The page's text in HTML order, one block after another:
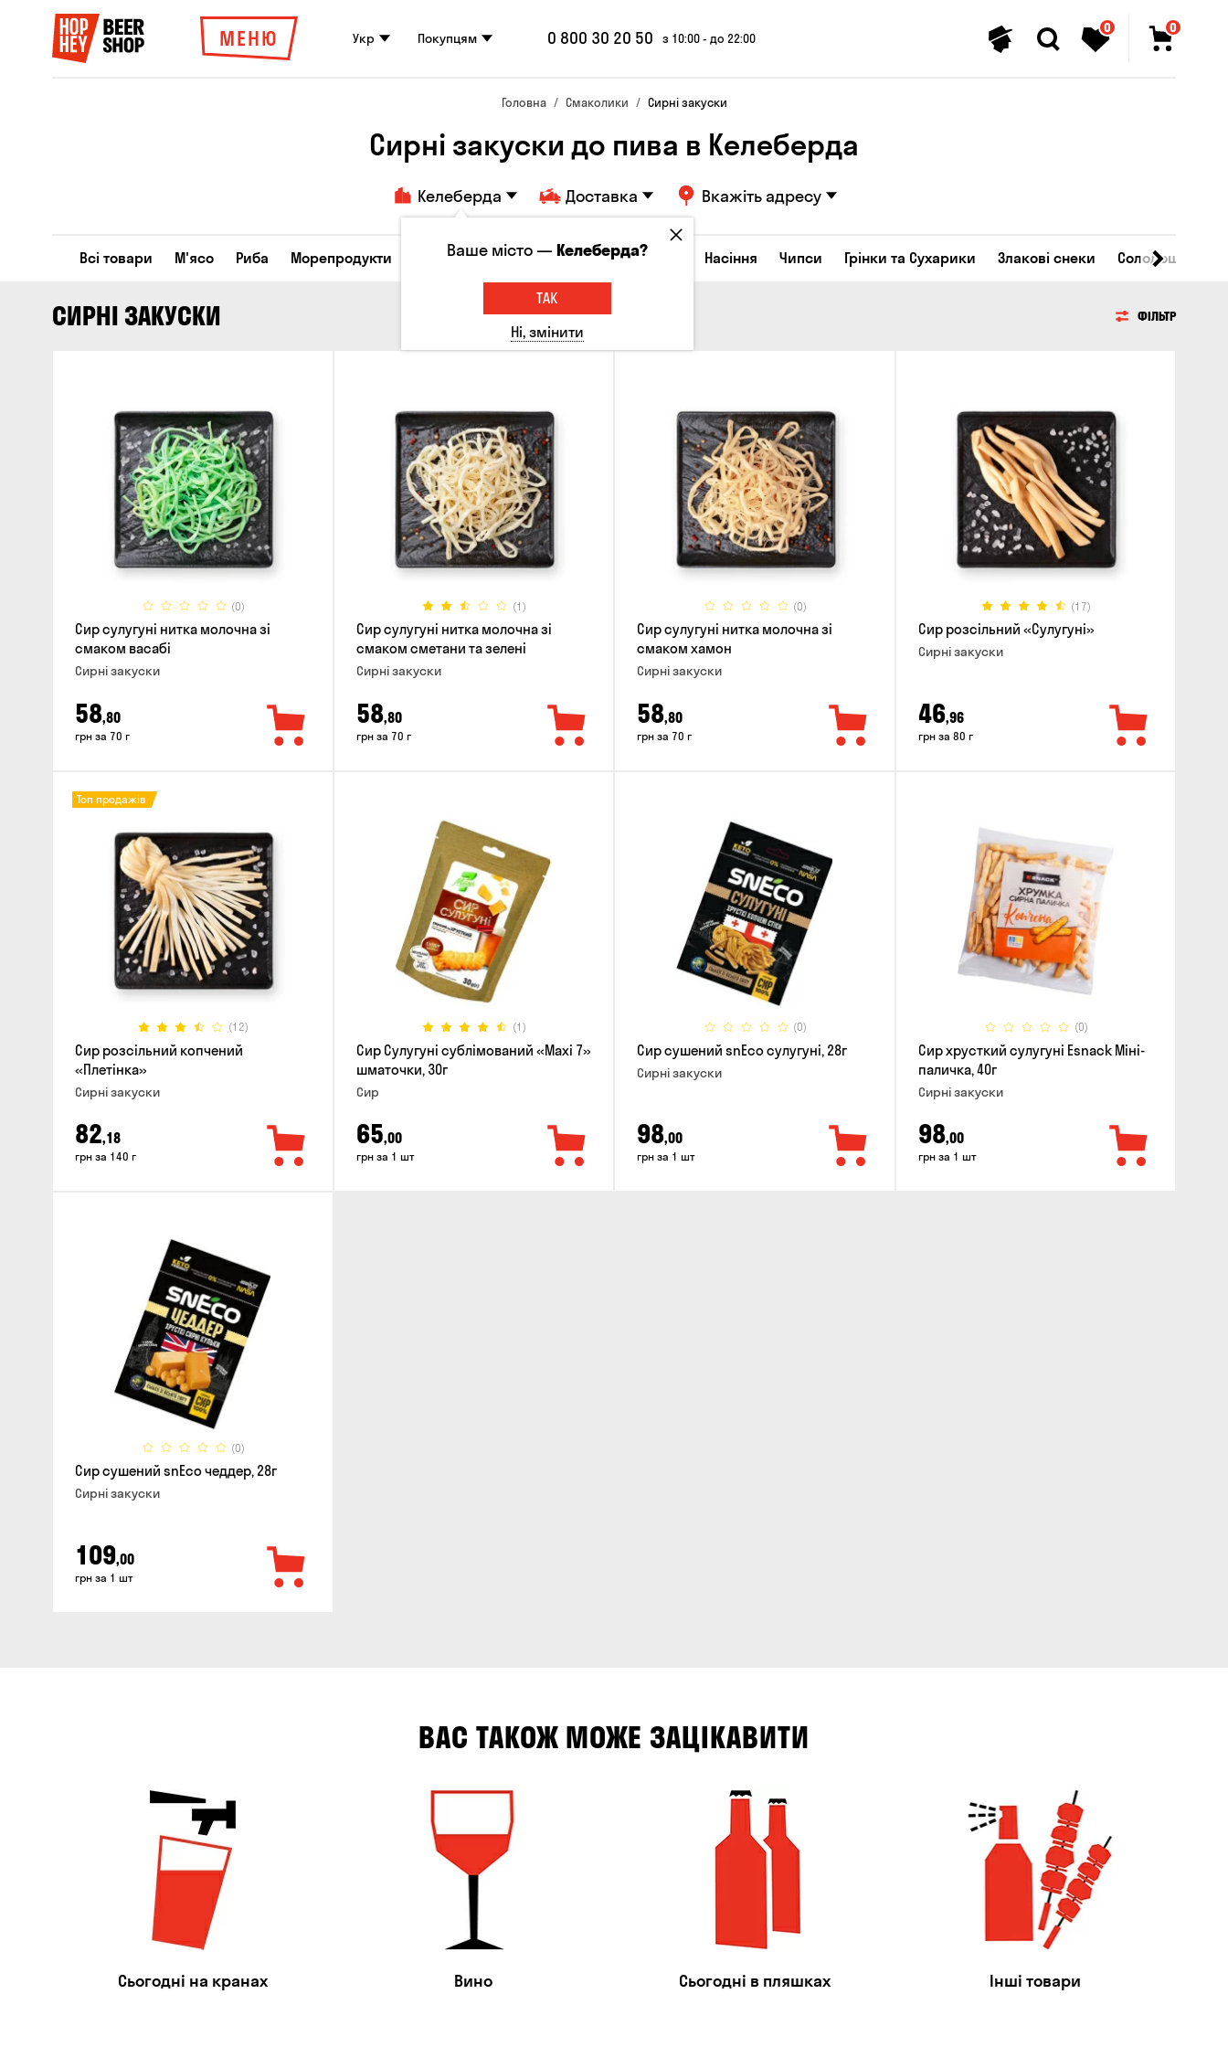
МЕНЮ Укр Покупцям 0 800 30 20 50 з 10:00 - до 22:00
0 0
Головна Смаколики Сирні закуски
Сирні закуски до пива в Келеберда
Келеберда Доставка Вкажіть адресу
Всі товари М'ясо Риба Морепродукти Сирні закуски Горішки Кукурудза Насіння Чипси Грінки та Сухарики Злакові снеки Солодощі
СИРНІ ЗАКУСКИ ФІЛЬТР
(0)
Сир сулугуні нитка молочна зі
смаком васабі
Сирні закуски
58,80
грн за 70 г
(1)
Сир сулугуні нитка молочна зі
смаком сметани та зелені
Сирні закуски
58,80
грн за 70 г
(0)
Сир сулугуні нитка молочна зі
смаком хамон
Сирні закуски
58,80
грн за 70 г
(17)
Сир розсільний «Сулугуні»
Сирні закуски
46,96
грн за 80 г
(12)
Топ продажів
Сир розсільний копчений
«Плетінка»
Сирні закуски
82,18
грн за 140 г
(1)
Сир Сулугуні сублімований «Maxi 7»
шматочки, 30г
Сир
65,00
грн за 1 шт
(0)
Сир сушений snEco сулугуні, 28г
Сирні закуски
98,00
грн за 1 шт
(0)
Сир хрусткий сулугунi Esnack Міні-
паличка, 40г
Сирні закуски
98,00
грн за 1 шт
(0)
Сир сушений snEco чеддер, 28г
Сирні закуски
109,00
грн за 1 шт
ВАС ТАКОЖ МОЖЕ ЗАЦІКАВИТИ
Сьогодні на кранах Вино Сьогодні в пляшках Інші товари
Ваше місто —Келеберда?
ТАК
Ні, змінити